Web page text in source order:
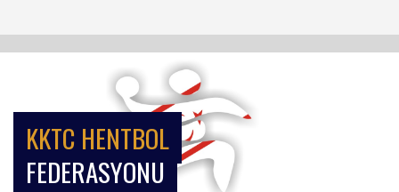
KKTC HENTBOL
FEDERASYONU